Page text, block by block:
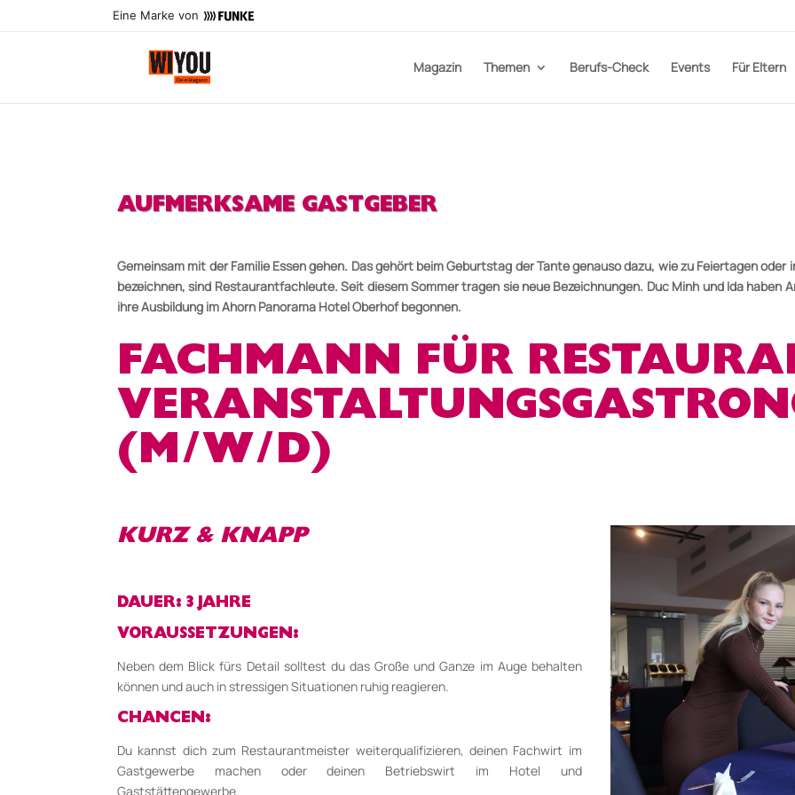
Eine Marke von
Magazin Themen Berufs-Check Events Für Eltern
AUFMERKSAME GASTGEBER
Gemeinsam mit der Familie Essen gehen. Das gehört beim Geburtstag der Tante genauso dazu, wie zu Feiertagenoder
bezeichnen, sind Restaurantfachleute. Seit diesem Sommertragen sie neue Bezeichnungen. Duc Minh und Ida haben
ihre Ausbildung im Ahorn Panorama Hotel Oberhof begonnen.
FACHMANN FÜR
(M/W/D)
KURZ & KNAPP
DAUER: 3 JAHRE
VORAUSSETZUNGEN:
Neben dem Blick fürs Detail solltest du das Große und Ganze im Auge behalten
können und auch in stressigen Situationen ruhig reagieren.
CHANCEN:
Du kannst dich zum Restaurantmeister weiterqualifizieren, deinen Fachwirt im
Gastgewerbe machen oder deinen Betriebswirt im Hotel­ und
Gaststättengewerbe.